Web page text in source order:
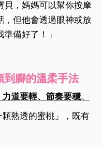
貝，媽媽可以幫你按摩
，但他會透過眼神或放
備好了！」
到腳的溫柔手法
道要輕、節奏要穩。
熟透的蜜桃」，既有